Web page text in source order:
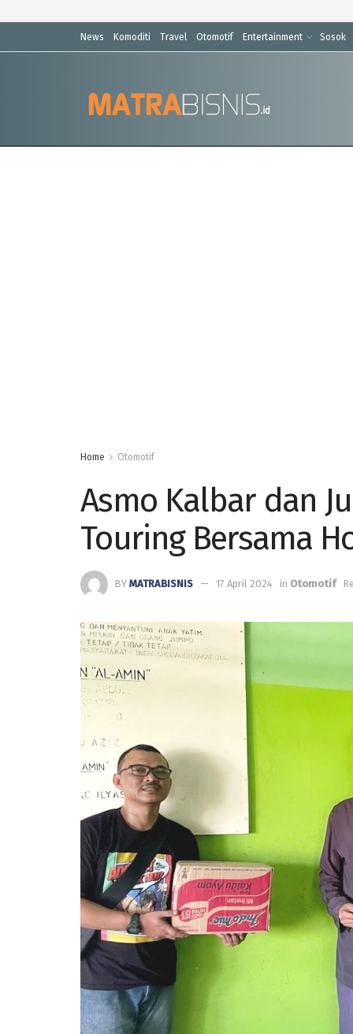
News Komoditi Travel Otomotif Entertainment Sosok
Home Otomotif
Asmo Kalbar dan
Touring Bersama
BY MATRABISNIS 17 April 2024 in Otomotif